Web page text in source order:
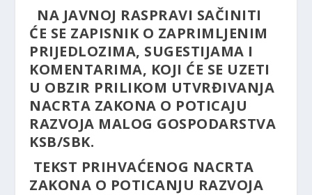
NA JAVNOJ RASPRAVI SAČINITI
ĆE SE ZAPISNIK O ZAPRIMLJENIM
PRIJEDLOZIMA, SUGESTIJAMA I
KOMENTARIMA, KOJI ĆE SE UZETI
U OBZIR PRILIKOM UTVRĐIVANJA
NACRTA ZAKONA O POTICAJU
RAZVOJA MALOG GOSPODARSTVA
KSB/SBK.
TEKST PRIHVAĆENOG NACRTA
ZAKONA O POTICANJU RAZVOJA